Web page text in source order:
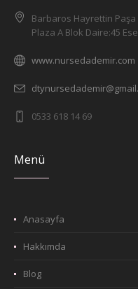
Barbaros Hayrettin
Plaza A Blok Daire:45
www.nursedademir.com
0533 618 14 69
Menü
Anasayfa
Hakkımda
Blog